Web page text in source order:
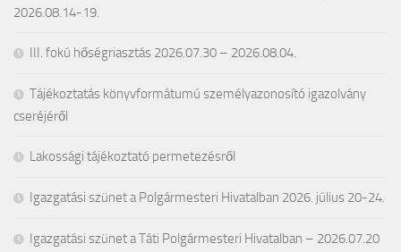
2026.08.14-19.
III. fokú hőségriasztás 2026.07.30 – 2026.08.04.
Tájékoztatás könyvformátumú személyazonosító igazolvány
cseréjéről
Lakossági tájékoztató permetezésről
Igazgatási szünet a Polgármesteri Hivatalban 2026. július 20-24.
Igazgatási szünet a Táti Polgármesteri Hivatalban – 2026.07.20